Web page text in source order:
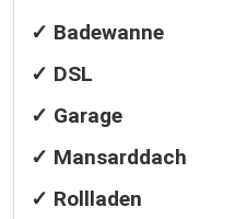
✓ Badewanne
✓ DSL
✓ Garage
✓ Mansarddach
✓ Rollladen